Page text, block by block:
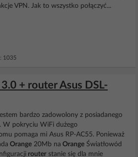
VPN. Jak to wszystko połączyć...
1035
+ router Asus DSL-
bardzo zadowolony z posiadanego
W pokryciu WiFi dużego
pomaga mi Asus RP-AC55. Ponieważ
Orange 20Mb na Orange Światłowód
router stanie się dla mnie